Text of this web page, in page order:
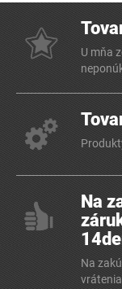
U mňa
Na
Na